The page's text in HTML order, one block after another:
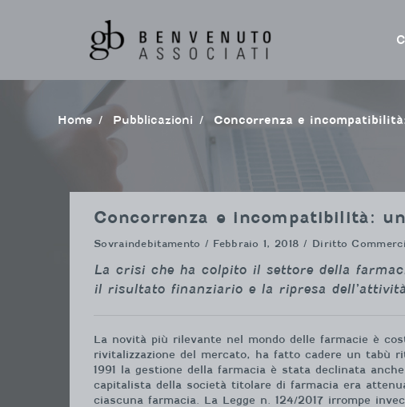
Home pubblicazioni Concorrenza e
Concorrenza e incompatibilità:
Sovraindebitamento / Febbraio 1, 2018 / Diritto
La crisi che ha colpito il settore della
il risultato finanziario e la ripresa dell’attività
La novità più rilevante nel mondo delle farmacie è
rivitalizzazione del mercato, ha fatto cadere un tabù
1991 la gestione della farmacia è stata declinata
capitalista della società titolare di farmacia era
ciascuna farmacia. La Legge n. 124/2017 irrompe